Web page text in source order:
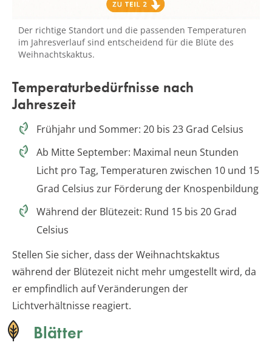
Der richtige Standort und die passenden Temperaturen
im Jahresverlauf sind entscheidend für die Blüte des
Weihnachtskaktus.
Temperaturbedürfnisse nach
Jahreszeit
Frühjahr und Sommer: 20 bis 23 Grad Celsius
Ab Mitte September: Maximal neun Stunden
Licht pro Tag, Temperaturen zwischen 10 und 15
Grad Celsius zur Förderung der Knospenbildung
Während der Blütezeit: Rund 15 bis 20 Grad
Celsius
Stellen Sie sicher, dass der Weihnachtskaktus
während der Blütezeit nicht mehr umgestellt wird, da
er empfindlich auf Veränderungen der
Lichtverhältnisse reagiert.
Blätter